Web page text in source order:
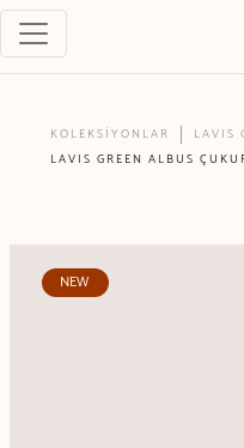
KOLEKSİYONLAR
LAVIS
LAVIS GREEN ALBUS
NEW